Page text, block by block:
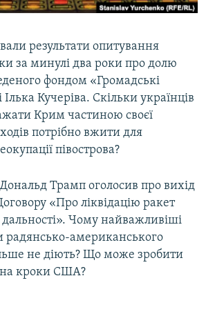
результати опитування
за минулі два роки про долю
фондом «Громадські
Ілька Кучеріва. Скільки українців
Крим частиною своєї
потрібно вжити для
півострова?
Трамп оголосив про вихід
«Про ліквідацію ракет
дальності». Чому найважливіші
радянсько-американського
не діють? Що може зробити
на кроки США?